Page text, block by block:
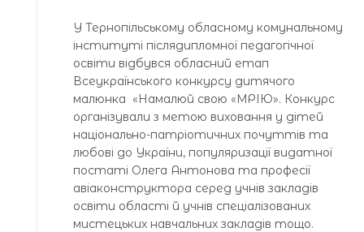
У Тернопільському обласному комунальному
інституті післядипломної педагогічної
освіти відбувся обласний етап
Всеукраїнського конкурсу дитячого
малюнка «Намалюй свою «МРІЮ». Конкурс
організували з метою виховання у дітей
національно-патріотичних почуттів та
любові до України, популяризації видатної
постаті Олега Антонова та професії
авіаконструктора серед учнів закладів
освіти області й учнів спеціалізованих
мистецьких навчальних закладів тощо.